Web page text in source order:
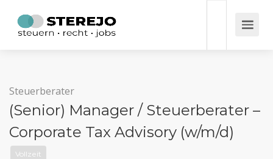
Steuerberater
(Senior) Manager / Steuerberater –
Corporate Tax Advisory (w/m/d)
Vollzeit